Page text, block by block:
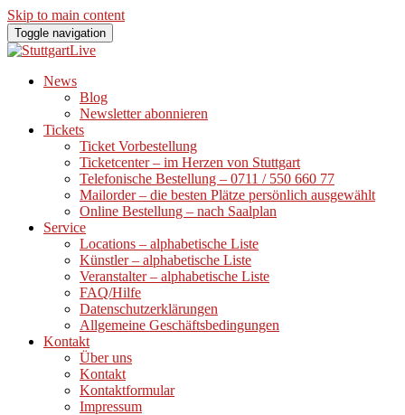
Skip to main content
Toggle navigation
News
Blog
Newsletter abonnieren
Tickets
Ticket Vorbestellung
Ticketcenter – im Herzen von Stuttgart
Telefonische Bestellung – 0711 / 550 660 77
Mailorder – die besten Plätze persönlich ausgewählt
Online Bestellung – nach Saalplan
Service
Locations – alphabetische Liste
Künstler – alphabetische Liste
Veranstalter – alphabetische Liste
FAQ/Hilfe
Datenschutzerklärungen
Allgemeine Geschäftsbedingungen
Kontakt
Über uns
Kontakt
Kontaktformular
Impressum